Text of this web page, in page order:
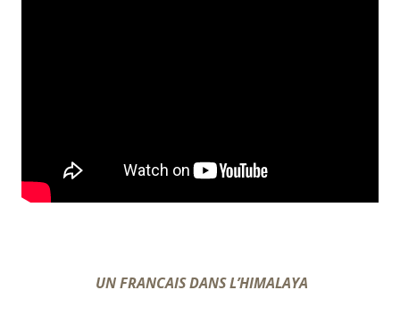
UN FRANCAIS DANS L’HIMALAYA